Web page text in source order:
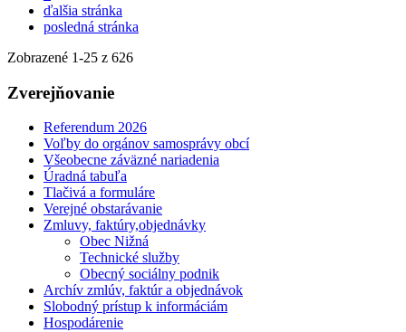
ďalšia stránka
posledná stránka
Zobrazené 1-25 z 626
Zverejňovanie
Referendum 2026
Voľby do orgánov samosprávy obcí
Všeobecne záväzné nariadenia
Úradná tabuľa
Tlačivá a formuláre
Verejné obstarávanie
Zmluvy, faktúry,objednávky
Obec Nižná
Technické služby
Obecný sociálny podnik
Archív zmlúv, faktúr a objednávok
Slobodný prístup k informáciám
Hospodárenie